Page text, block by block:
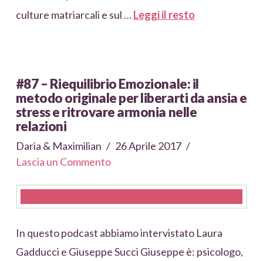
culture matriarcali e sul …Leggi il resto
#87 – Riequilibrio Emozionale: il
metodo originale per liberarti da ansia e
stress e ritrovare armonia nelle
relazioni
Daria & Maximilian
26 Aprile 2017
Lascia un Commento
In questo podcast abbiamo intervistato Laura
Gadducci e Giuseppe Succi Giuseppe è: psicologo,